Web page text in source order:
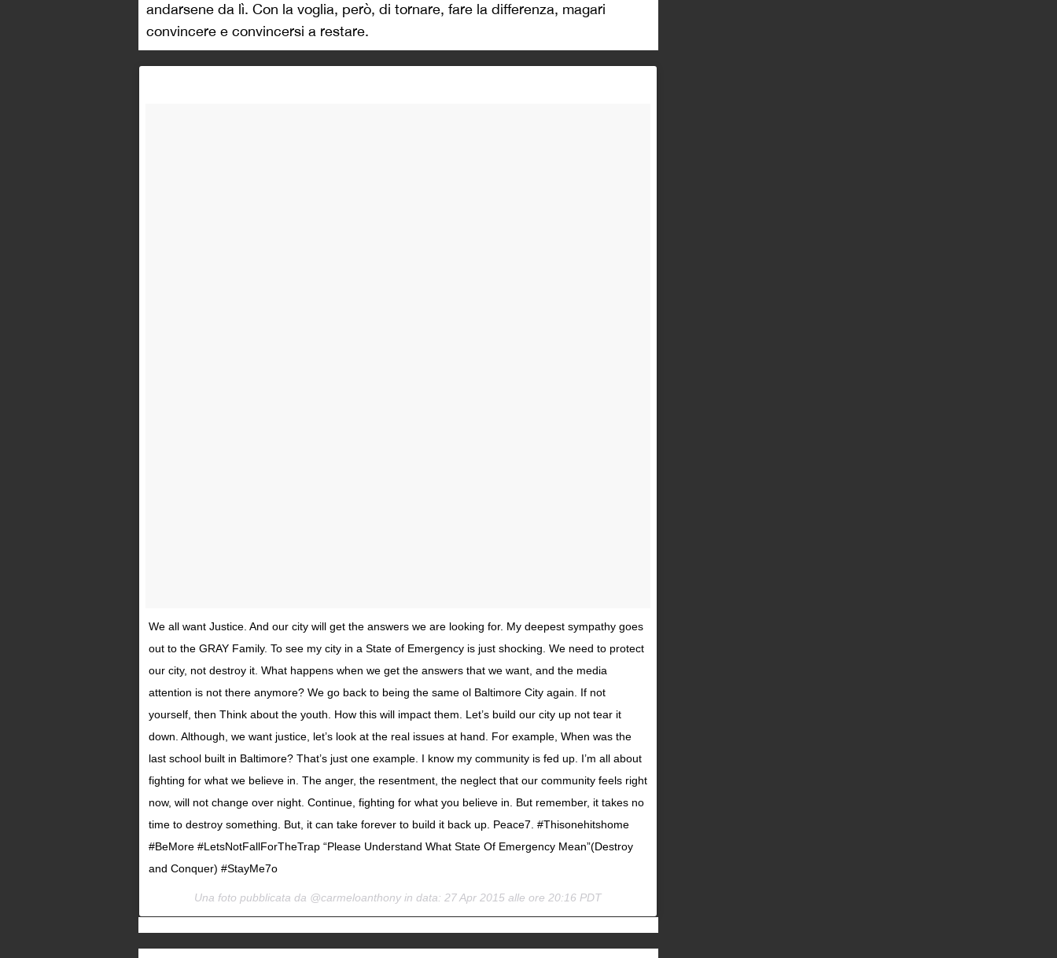
andarsene da lì. Con la voglia, però, di tornare, fare la differenza, magari
convincere e convincersi a restare.
We all want Justice. And our city will get the answers we are looking for. My deepest sympathy goes
out to the GRAY Family. To see my city in a State of Emergency is just shocking. We need to protect
our city, not destroy it. What happens when we get the answers that we want, and the media
attention is not there anymore? We go back to being the same ol Baltimore City again. If not
yourself, then Think about the youth. How this will impact them. Let’s build our city up not tear it
down. Although, we want justice, let’s look at the real issues at hand. For example, When was the
last school built in Baltimore? That’s just one example. I know my community is fed up. I’m all about
fighting for what we believe in. The anger, the resentment, the neglect that our community feels right
now, will not change over night. Continue, fighting for what you believe in. But remember, it takes no
time to destroy something. But, it can take forever to build it back up. Peace7. #Thisonehitshome
#BeMore #LetsNotFallForTheTrap “Please Understand What State Of Emergency Mean”(Destroy
and Conquer) #StayMe7o
Una foto pubblicata da @carmeloanthony in data: 27 Apr 2015 alle ore 20:16 PDT